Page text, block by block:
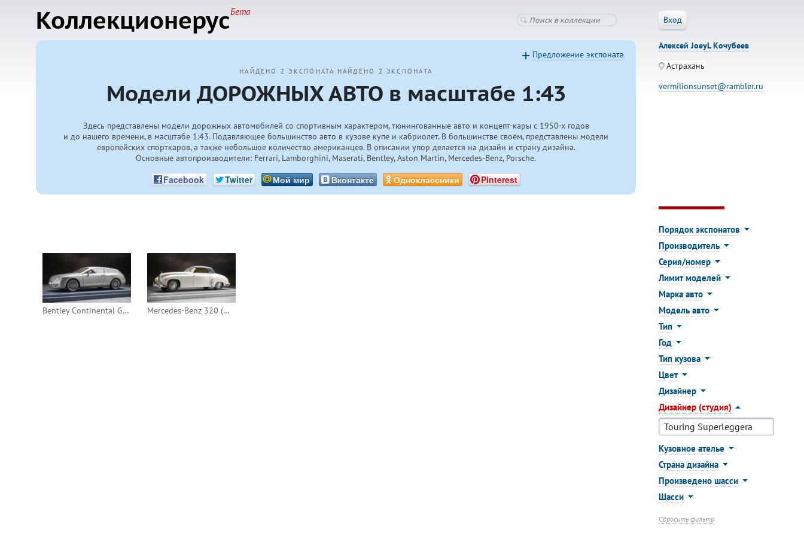
КоллекционерусБета
Вход
НАЙДЕНО 2 ЭКСПОНАТА НАЙДЕНО 2 ЭКСПОНАТА
Модели ДОРОЖНЫХ АВТО в масштабе 1:43
Здесь представлены модели дорожных автомобилей со спортивным характером, тюнингованные авто и концепт-кары с 1950-хгодов
и до нашего времени, в масштабе 1:43. Подавляющее большинство авто в кузове купе и кабриолет. В большинстве своём, представлены модели
европейских спорткаров, а также небольшое количество американцев. В описании упор делается на дизайн и страну дизайна.
Основные автопроизводители: Ferrari, Lamborghini, Maserati, Bentley, Aston Martin, Mercedes-Benz, Porsche.
Facebook Twitter Мой мир Вконтакте Одноклассники Pinterest
Предложение экспоната
Алексей JoeyL Кочубеев
Астрахань
vermilionsunset@rambler.ru
Bentley Continental GT Flying Star Touring Superleggera 2010 (Neo) Mercedes-Benz 320 (W142) Ponton Sport-Cabriolet by Wendler 1950 (Kess)
Порядок экспонатов
Производитель
Серия/номер
Лимит моделей
Марка авто
Модель авто
Тип
Год
Тип кузова
Цвет
Дизайнер
Дизайнер (студия)
Кузовное ателье
Страна дизайна
Произведено шасси
Шасси
Сбросить фильтр